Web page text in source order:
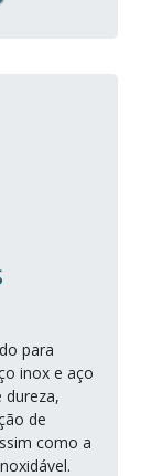
para
inox e aço
dureza,
de
como a